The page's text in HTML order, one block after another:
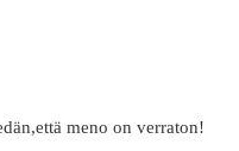
meno on verraton!